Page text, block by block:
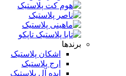
برندها
اشکان پلاستیک
ارج پلاستیک
ایده آل پلاستیک